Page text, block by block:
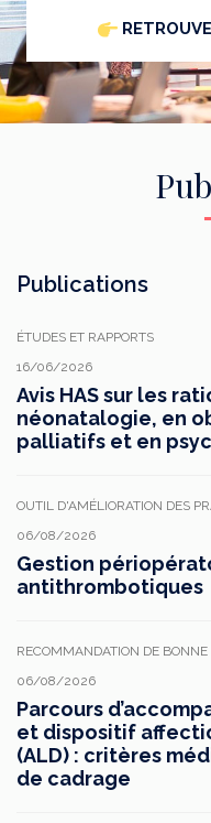
Publications
ÉTUDES ET RAPPORTS
16/06/2026
Avis HAS sur les
néonatalogie, en
palliatifs et en
OUTIL D'AMÉLIORATION DES
06/08/2026
Gestion
antithrombotiques
RECOMMANDATION DE BONNE
06/08/2026
Parcours
et dispositif
(ALD) : critères
de cadrage